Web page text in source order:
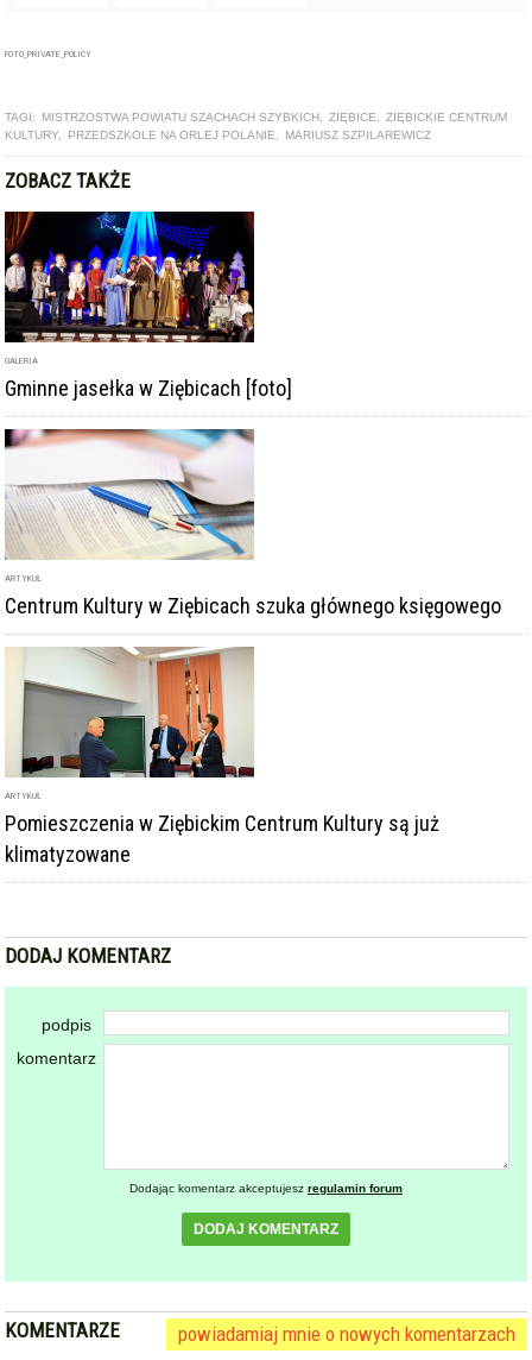
GALERIA
Gminne jasełka w Ziębicach [foto]
ARTYKUŁ
Centrum Kultury w Ziębicach szuka głównego księgowego
ARTYKUŁ
Pomieszczenia w Ziębickim Centrum Kultury są już
klimatyzowane
DODAJ KOMENTARZ
Dodając komentarz akceptujeszregulamin forum
powiadamiaj mnie o nowych komentarzach
NAJCZĘŚCIEJ CZYTANE